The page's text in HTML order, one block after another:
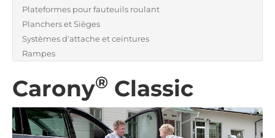
Plateformes pour fauteuils roulant
Planchers et Sièges
Systèmes d'attache et ceintures
Rampes
Carony® Classic